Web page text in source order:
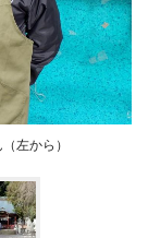
左から）